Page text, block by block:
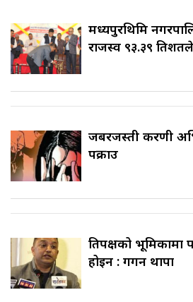
मध्यपुरथिमि
राजस्व ९३.३९
जबरजस्ती करणी
पक्राउ
प्रतिपक्षको
होइन : गगन थापा